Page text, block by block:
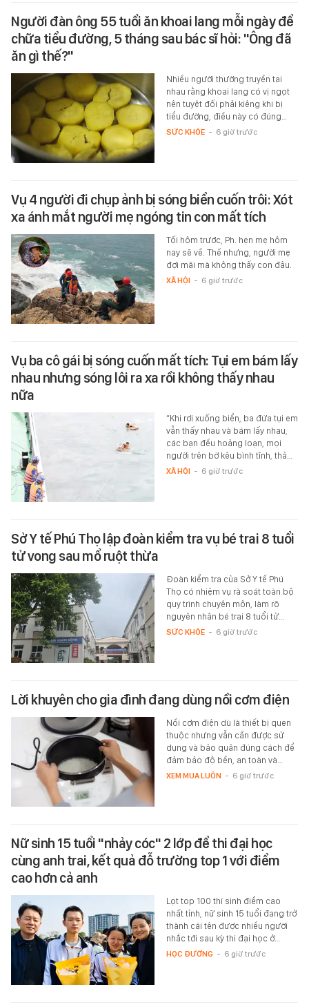
Người đàn ông 55 tuổi ăn khoai lang mỗi ngày để
chữa tiểu đường, 5 tháng sau bác sĩ hỏi: "Ông đã
ăn gì thế?"
Nhiều người thường truyền tai
nhau rằng khoai lang có vị ngọt
nên tuyệt đối phải kiêng khi bị
tiểu đường, điều này có đúng…
SỨC KHỎE - 6 giờ trước
Vụ 4 người đi chụp ảnh bị sóng biển cuốn trôi: Xót
xa ánh mắt người mẹ ngóng tin con mất tích
Tối hôm trước, Ph. hẹn mẹ hôm
nay sẽ về. Thế nhưng, người mẹ
đợi mãi mà không thấy con đâu.
XÃ HỘI - 6 giờ trước
Vụ ba cô gái bị sóng cuốn mất tích: Tụi em bám lấy
nhau nhưng sóng lôi ra xa rồi không thấy nhau
nữa
“Khi rơi xuống biển, ba đứa tụi em
vẫn thấy nhau và bám lấy nhau,
các bạn đều hoảng loạn, mọi
người trên bờ kêu bình tĩnh, thả…
XÃ HỘI - 6 giờ trước
Sở Y tế Phú Thọ lập đoàn kiểm tra vụ bé trai 8 tuổi
tử vong sau mổ ruột thừa
Đoàn kiểm tra của Sở Y tế Phú
Thọ có nhiệm vụ rà soát toàn bộ
quy trình chuyên môn, làm rõ
nguyên nhân bé trai 8 tuổi tử…
SỨC KHỎE - 6 giờ trước
Lời khuyên cho gia đình đang dùng nồi cơm điện
Nồi cơm điện dù là thiết bị quen
thuộc nhưng vẫn cần được sử
dụng và bảo quản đúng cách để
đảm bảo độ bền, an toàn và…
XEM MUA LUÔN - 6 giờ trước
Nữ sinh 15 tuổi "nhảy cóc" 2 lớp để thi đại học
cùng anh trai, kết quả đỗ trường top 1 với điểm
cao hơn cả anh
Lọt top 100 thí sinh điểm cao
nhất tỉnh, nữ sinh 15 tuổi đang trở
thành cái tên được nhiều người
nhắc tới sau kỳ thi đại học ở…
HỌC ĐƯỜNG - 6 giờ trước